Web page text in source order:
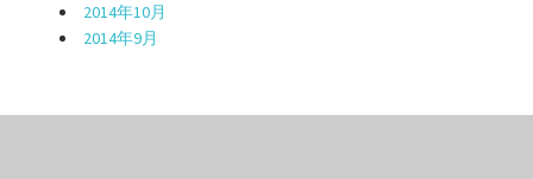
2014年10月
2014年9月